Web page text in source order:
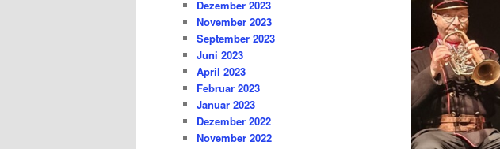
Dezember 2023
November 2023
September 2023
Juni 2023
April 2023
Februar 2023
Januar 2023
Dezember 2022
November 2022